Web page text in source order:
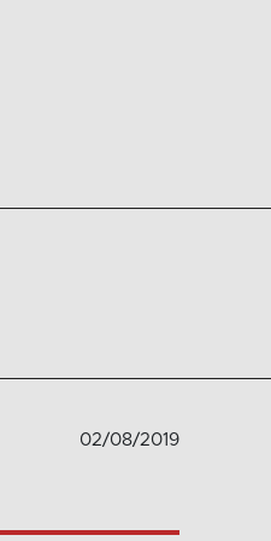
02/08/2019